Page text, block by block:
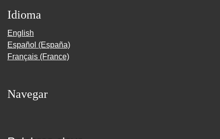
Idioma
English
Español (España)
Français (France)
Navegar